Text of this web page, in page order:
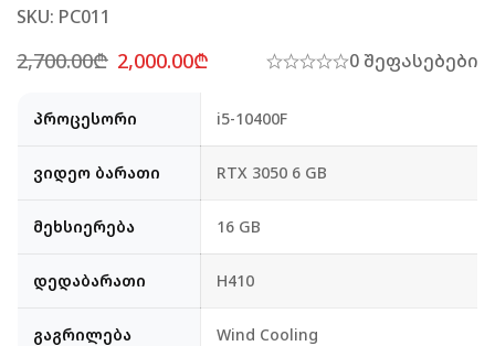
SKU: PC011
2,700.00₾ 2,000.00₾ 0 შეფასებები
პროცესორი i5-10400F
ვიდეო ბარათი RTX 3050 6 GB
მეხსიერება 16 GB
დედაბარათი H410
გაგრილება Wind Cooling